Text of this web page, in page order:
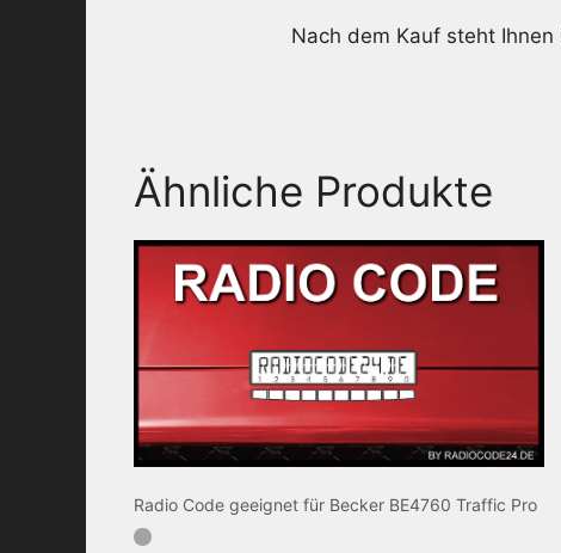
Nach dem Kauf steht Ihnen
Ähnliche Produkte
Radio Code geeignet für Becker BE4760 Traffic Pro